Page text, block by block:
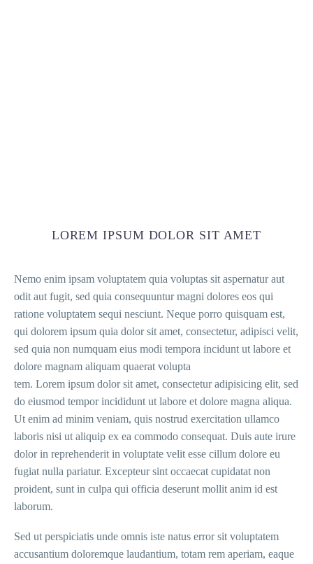
LOREM IPSUM DOLOR SIT AMET
Nemo enim ipsam voluptatem quia voluptas sit aspernatur aut
odit aut fugit, sed quia consequuntur magni dolores eos qui
ratione voluptatem sequi nesciunt. Neque porro quisquam est,
qui dolorem ipsum quia dolor sit amet, consectetur, adipisci velit,
sed quia non numquam eius modi tempora incidunt ut labore et
dolore magnam aliquam quaerat volupta
tem. Lorem ipsum dolor sit amet, consectetur adipisicing elit, sed
do eiusmod tempor incididunt ut labore et dolore magna aliqua.
Ut enim ad minim veniam, quis nostrud exercitation ullamco
laboris nisi ut aliquip ex ea commodo consequat. Duis aute irure
dolor in reprehenderit in voluptate velit esse cillum dolore eu
fugiat nulla pariatur. Excepteur sint occaecat cupidatat non
proident, sunt in culpa qui officia deserunt mollit anim id est
laborum.
Sed ut perspiciatis unde omnis iste natus error sit voluptatem
accusantium doloremque laudantium, totam rem aperiam, eaque